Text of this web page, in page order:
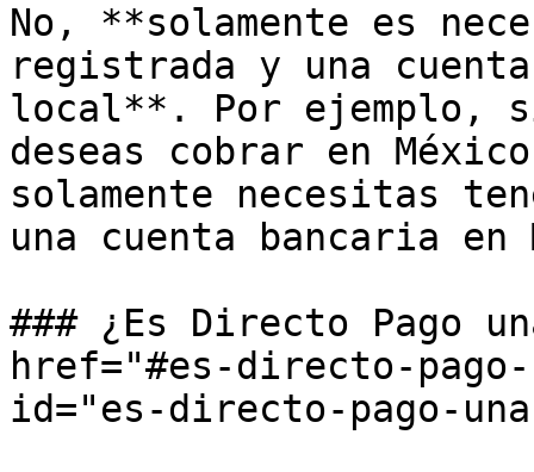
No, **solamente es
registrada y una
local**. Por ejemplo,
deseas cobrar en
solamente necesitas
una cuenta bancaria
### ¿Es Directo Pago
href="#es-directo-
id="es-directo-pago-